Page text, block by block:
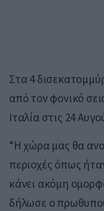
​Στα 4
από τον φονικό
Ιταλία στις 24
“Η χώρα μας θα
περιοχές όπως
κάνει ακόμη
δήλωσε ο